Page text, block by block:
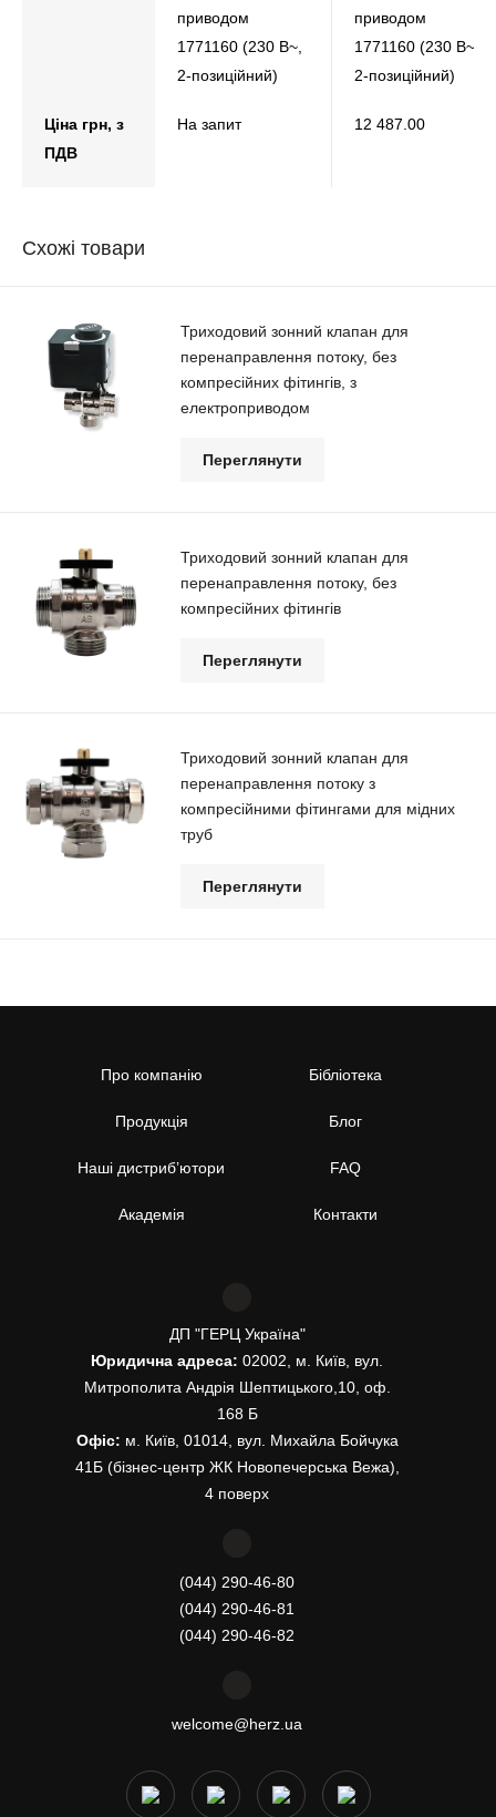
приводом
1771160 (230 В~,
2-позиційний)
приводом
1771160 (230 В~,
2-позиційний)
Ціна грн, з
ПДВ
На запит 12 487.00
Схожі товари
Триходовий зонний клапан для
перенаправлення потоку, без
компресійних фітингів, з
електроприводом
Переглянути
Триходовий зонний клапан для
перенаправлення потоку, без
компресійних фітингів
Переглянути
Триходовий зонний клапан для
перенаправлення потоку з
компресійними фітингами для мідних
труб
Переглянути
Про компанію
Продукція
Наші дистриб’ютори
Академія
Бібліотека
Блог
FAQ
Контакти
ДП "ГЕРЦ Україна"
Юридична адреса: 02002, м. Київ, вул.
Митрополита Андрія Шептицького,10, оф.
168 Б
Офіс: м. Київ, 01014, вул. Михайла Бойчука
41Б (бізнес-центр ЖК Новопечерська Вежа),
4 поверх
(044) 290-46-80
(044) 290-46-81
(044) 290-46-82
welcome@herz.ua